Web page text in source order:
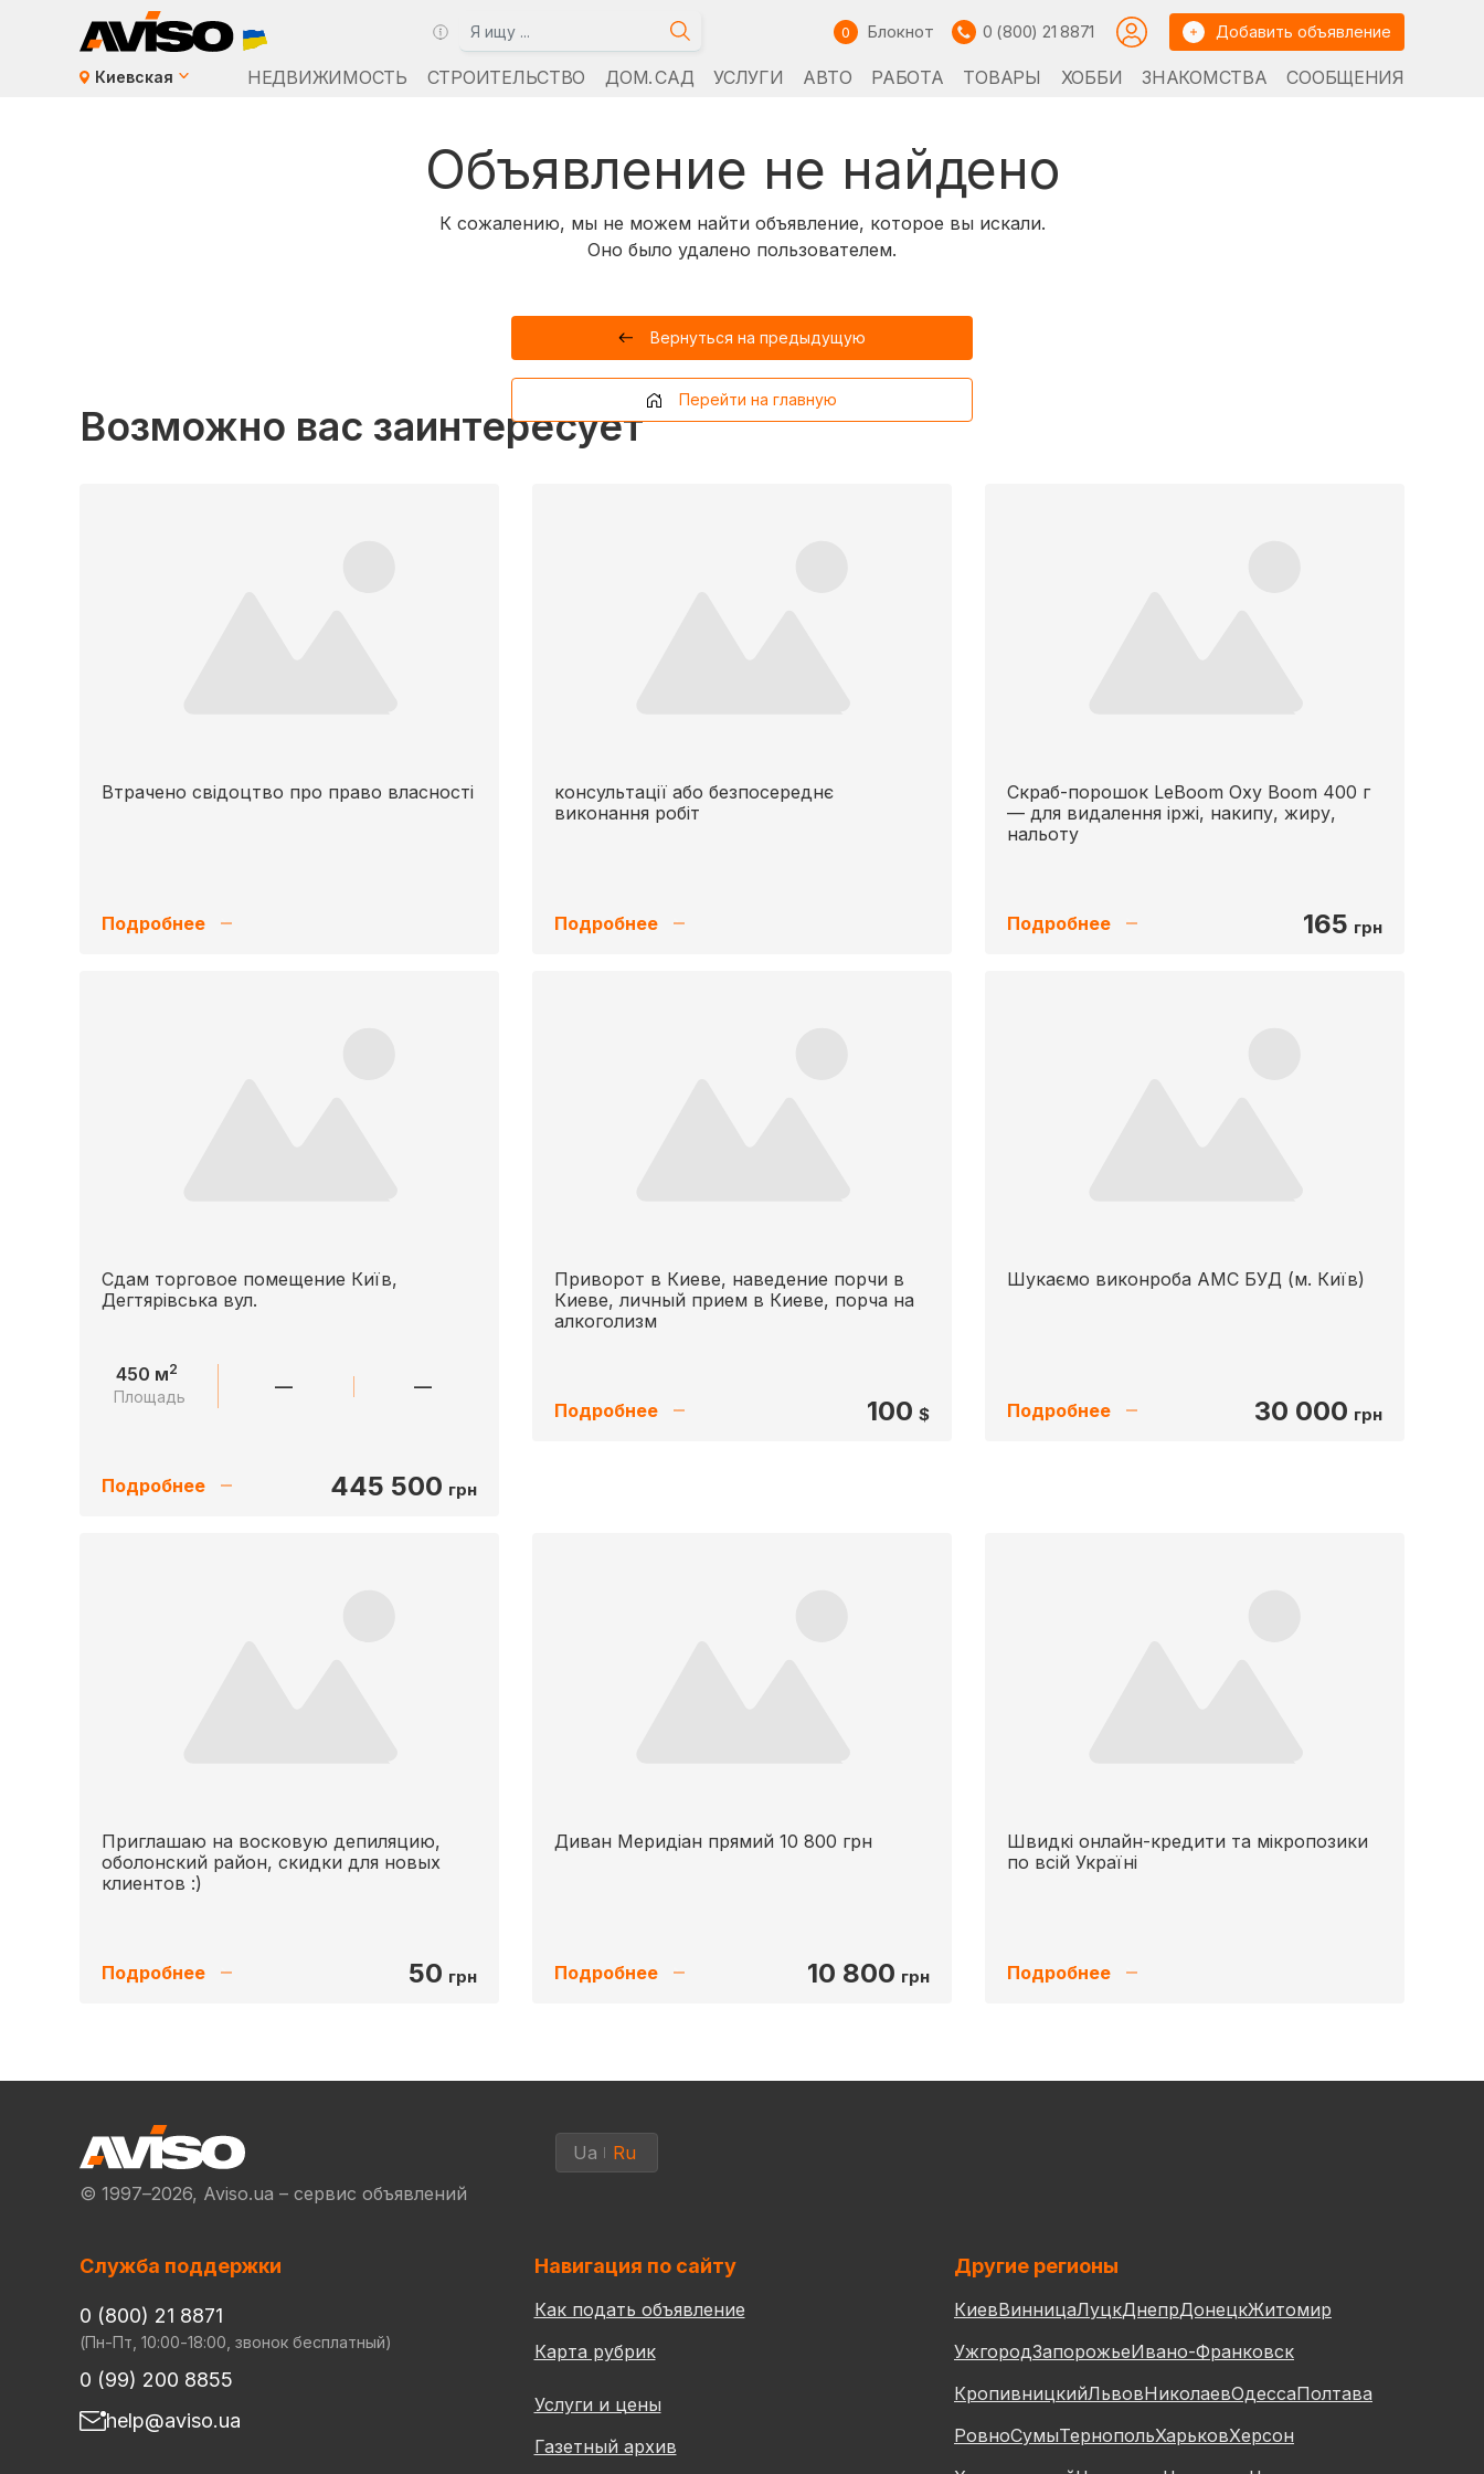
0 Блокнот 0 (800) 21 8871 Добавить объявление
Киевская НЕДВИЖИМОСТЬ СТРОИТЕЛЬСТВО ДОМ. САД УСЛУГИ АВТО РАБОТА ТОВАРЫ ХОББИ ЗНАКОМСТВА СООБЩЕНИЯ
Объявление не найдено
К сожалению, мы не можем найти объявление, которое вы искали.
Оно было удалено пользователем.
Вернуться на предыдущую
Перейти на главную
Возможно вас заинтересует
Втрачено свідоцтво про право власності
Подробнее
консультації або безпосереднє
виконання робіт
Подробнее
Скраб-порошок LeBoom Oxy Boom 400 г
— для видалення іржі, накипу, жиру,
нальоту
Подробнее 165 грн
Сдам торговое помещение Київ,
Дегтярівська вул.
450 м2
Площадь — —
Подробнее 445 500 грн
Приворот в Киеве, наведение порчи в
Киеве, личный прием в Киеве, порча на
алкоголизм
Подробнее 100 $
Шукаємо виконроба АМС БУД (м. Київ)
Подробнее 30 000 грн
Приглашаю на восковую депиляцию,
оболонский район, скидки для новых
клиентов :)
Подробнее 50 грн
Диван Меридіан прямий 10 800 грн
Подробнее 10 800 грн
Швидкі онлайн-кредити та мікропозики
по всій Україні
Подробнее
© 1997–2026, Aviso.ua – сервис объявлений
Ua Ru
Служба поддержки
0 (800) 21 8871
(Пн-Пт, 10:00-18:00, звонок бесплатный)
0 (99) 200 8855
help@aviso.ua
Навигация по сайту
Как подать объявление
Карта рубрик
Услуги и цены
Газетный архив
Другие регионы
КиевВинницаЛуцкДнепрДонецкЖитомир
УжгородЗапорожьеИвано-Франковск
КропивницкийЛьвовНиколаевОдессаПолтава
РовноСумыТернопольХарьковХерсон